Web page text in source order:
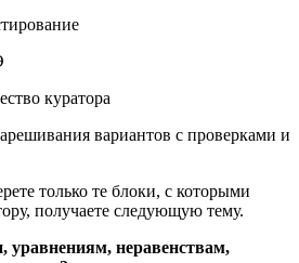
куратора
вариантов с проверками и
только те блоки, с которыми
получаете следующую тему.
уравнениям, неравенствам,